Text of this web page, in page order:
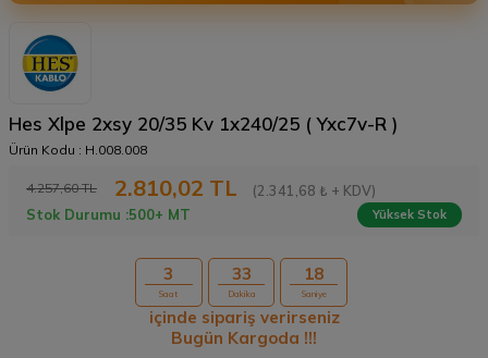
Hes Xlpe 2xsy 20/35 Kv 1x240/25 ( Yxc7v-R )
Ürün Kodu : H.008.008
4.257,60TL 2.810,02 TL
(2.341,68 ₺ + KDV)
Stok Durumu :500+ MT Yüksek Stok
3
Saat
33
Dakika
18
Saniye
içinde sipariş verirseniz
Bugün Kargoda !!!